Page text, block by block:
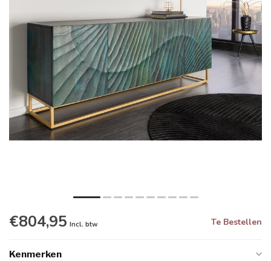
€804,95 Incl. btw Te Bestellen
Kenmerken